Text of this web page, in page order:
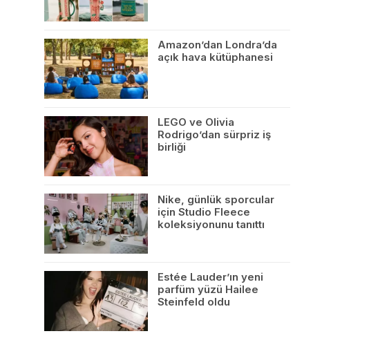
Amazon’dan Londra’da
açık hava kütüphanesi
LEGO ve Olivia
Rodrigo’dan sürpriz iş
birliği
Nike, günlük sporcular
için Studio Fleece
koleksiyonunu tanıttı
Estée Lauder’ın yeni
parfüm yüzü Hailee
Steinfeld oldu